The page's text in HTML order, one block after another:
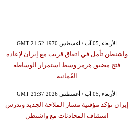
GMT 21:52 1970 الأربعاء ,05 آب / أغسطس
واشنطن تأمل في اتفاق قريب مع إيران لإعادة
فتح مضيق هرمز وسط استمرار الوساطة
العُمانية
GMT 21:37 2026 الأربعاء ,05 آب / أغسطس
إيران تؤكد مؤقتية مسار الملاحة الجديد وتدرس
استئناف المحادثات مع واشنطن